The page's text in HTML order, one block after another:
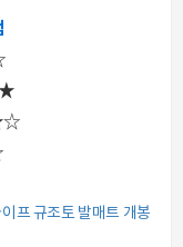
프 규조토 발매트 개봉